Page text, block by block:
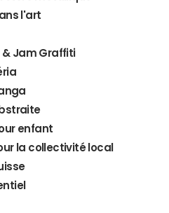
l'art
& Jam Graffiti
enfant
la collectivité local